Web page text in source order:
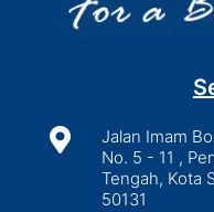

Jalan Imam
No. 5 - 11 ,
Tengah, Kota
50131